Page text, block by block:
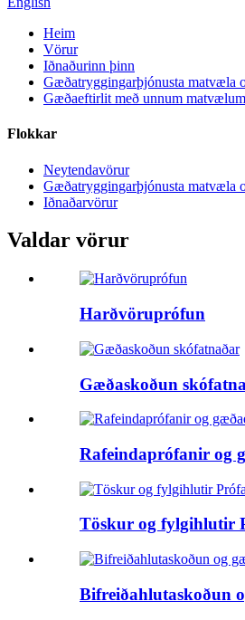
Heim
Vörur
Iðnaðurinn þinn
Gæðatryggingarþjónusta matvæla
Gæðaeftirlit með unnum matvælum
Flokkar
Neytendavörur
Gæðatryggingarþjónusta matvæla
Iðnaðarvörur
Valdar vörur
Harðvöruprófun
Gæðaskoðun
Rafeindaprófanir og
Töskur og fylgihlutir
Bifreiðahlutaskoðun